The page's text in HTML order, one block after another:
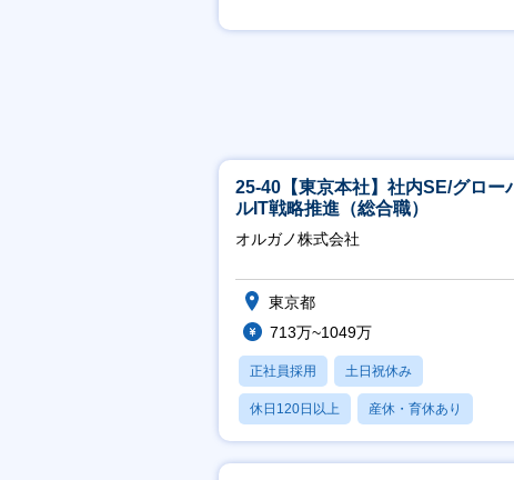
25-40【東京本社】社内SE/グロー
ルIT戦略推進（総合職）
オルガノ株式会社
東京都
713万~1049万
正社員採用 土日祝休み
休日120日以上 産休・育休あり
月残業20時間以内